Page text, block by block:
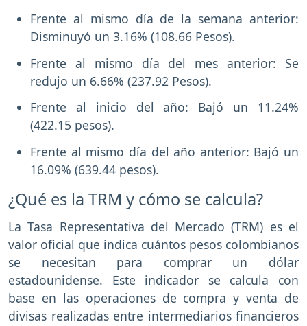
Frente al mismo día de la semana anterior:
Disminuyó un 3.16% (108.66 Pesos).
Frente al mismo día del mes anterior: Se
redujo un 6.66% (237.92 Pesos).
Frente al inicio del año: Bajó un 11.24%
(422.15 pesos).
Frente al mismo día del año anterior: Bajó un
16.09% (639.44 pesos).
¿Qué es la TRM y cómo se calcula?
La Tasa Representativa del Mercado (TRM) es el
valor oficial que indica cuántos pesos colombianos
se necesitan para comprar un dólar
estadounidense. Este indicador se calcula con
base en las operaciones de compra y venta de
divisas realizadas entre intermediarios financieros